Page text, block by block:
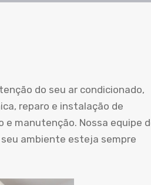
do seu ar condicionado,
reparo e instalação de
e manutenção. Nossa equipe
ambiente esteja sempre